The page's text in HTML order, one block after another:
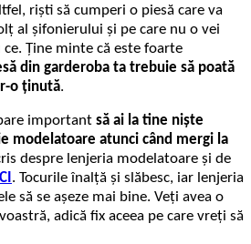
riști să cumperi o piesă care va
al șifonierului și pe care nu o vei
Ține minte că este foarte
din garderoba ta trebuie să poată
o ținută.
important să ai la tine niște
modelatoare atunci când mergi la
despre lenjeria modelatoare și de
. Tocurile înalță și slăbesc, iar lenjeria
să se așeze mai bine. Veți avea o
adică fix aceea pe care vreți să